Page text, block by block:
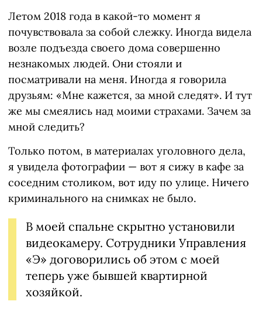
Летом 2018 года в какой-то момент я
почувствовала за собой слежку. Иногда видела
возле подъезда своего дома совершенно
незнакомых людей. Они стояли и
посматривали на меня. Иногда я говорила
друзьям: «Мне кажется, за мной следят». И тут
же мы смеялись над моими страхами. Зачем за
мной следить?
Только потом, в материалах уголовного дела,
я увидела фотографии — вот я сижу в кафе за
соседним столиком, вот иду по улице. Ничего
криминального на снимках не было.
В моей спальне скрытно установили
видеокамеру. Сотрудники Управления
«Э» договорились об этом с моей
теперь уже бывшей квартирной
хозяйкой.